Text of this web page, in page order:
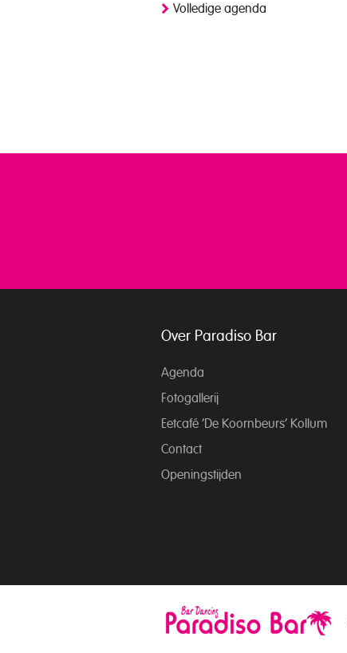
Volledige agenda
Over Paradiso Bar
Agenda
Fotogallerij
Eetcafé ‘De Koornbeurs’ Kollum
Contact
Openingstijden